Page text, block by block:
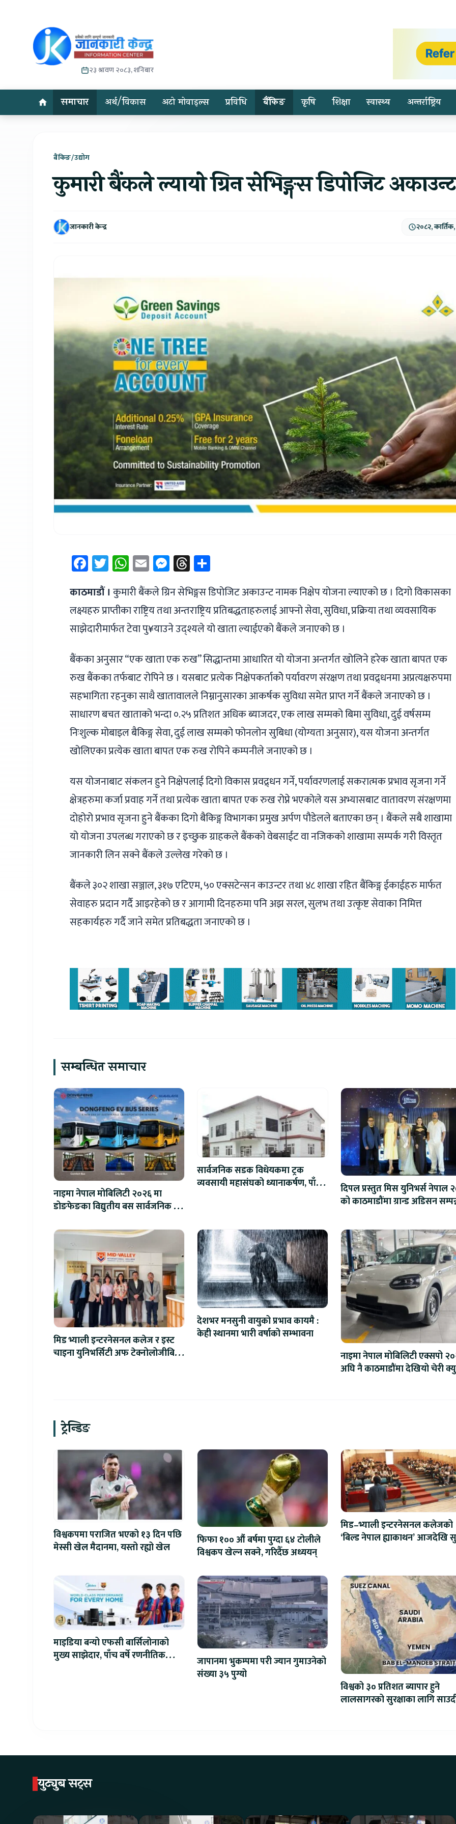
२३ श्रावण २०८३, शनिबार
समाचार अर्थ/विकास अटो मोवाइल्स प्रविधि बैंकिङ कृषि शिक्षा स्वास्थ्य अन्तर्राष्ट्रिय
बैंकिङ/उद्योग
कुमारी बैंकले ल्यायो ग्रिन सेभिङ्गस डिपोजिट अकाउन्ट
जानकारी केन्द्र २०८२,
Facebook
Twitter
WhatsApp
EmailMessenger
Threads
काठमाडौं । कुमारी बैंकले ग्रिन सेभिङ्गस डिपोजिट अकाउन्ट नामक निक्षेप योजना ल्याएको छ । दिगो विकासका
लक्ष्यहरु प्राप्तीका राष्ट्रिय तथा अन्तराष्ट्रिय प्रतिबद्धताहरुलाई आफ्नो सेवा, सुविधा, प्रक्रिया तथा व्यवसायिक
साझेदारीमार्फत टेवा पु¥याउने उद्श्यले यो खाता ल्याईएको बैंकले जनाएको छ ।
बैंकका अनुसार “एक खाता एक रुख” सिद्धान्तमा आधारित यो योजना अन्तर्गत खोलिने हरेक खाता बापत एक
रुख बैंकका तर्फबाट रोपिने छ । यसबाट प्रत्येक निक्षेपकर्ताकोे पर्यावरण संरक्षण तथा प्रवद्र्धनमा अप्रत्यक्षरुपमा
सहभागिता रहनुका साथै खातावालले निम्नानुसारका आकर्षक सुविधा समेत प्राप्त गर्ने बैंकले जनाएको छ ।
साधारण बचत खाताको भन्दा ०.२५ प्रतिशत अधिक ब्याजदर, एक लाख सम्मको बिमा सुविधा, दुई वर्षसम्म
निःशुल्क मोबाइल बैकिङ्ग सेवा, दुई लाख सम्मको फोनलोन सुबिधा (योग्यता अनुसार), यस योजना अन्तर्गत
खोलिएका प्रत्येक खाता बापत एक रुख रोपिने कम्पनीले जनाएको छ ।
यस योजनाबाट संकलन हुने निक्षेपलाई दिगो विकास प्रवद्र्धन गर्ने, पर्यावरणलाई सकरात्मक प्रभाव सृजना गर्ने
क्षेत्रहरुमा कर्जा प्रवाह गर्ने तथा प्रत्येक खाता बापत एक रुख रोप्ने भएकोले यस अभ्यासबाट वातावरण संरक्षणमा
दोहोरो प्रभाव सृजना हुने बैंकका दिगो बैकिङ्ग विभागका प्रमुख अर्पण पौडेलले बताएका छन् । बैंकले सबै शाखामा
यो योजना उपलब्ध गराएको छ र इच्छुक ग्राहकले बैंकको वेबसाईट वा नजिकको शाखामा सम्पर्क गरी विस्तृत
जानकारी लिन सक्ने बैंकले उल्लेख गरेको छ ।
बैंकले ३०२ शाखा सञ्जाल, ३१७ एटिएम, ५० एक्सटेन्सन काउन्टर तथा ४८ शाखा रहित बैंकिङ्ग ईकाईहरु मार्फत
सेवाहरु प्रदान गर्दै आइरहेको छ र आगामी दिनहरुमा पनि अझ सरल, सुलभ तथा उत्कृष्ट सेवाका निमित्त
सहकार्यहरु गर्दै जाने समेत प्रतिबद्धता जनाएको छ ।
सम्बन्धित समाचार
नाइमा नेपाल मोबिलिटी २०२६ मा
डोङफेङका विद्युतीय बस सार्वजनिक हुने
सार्वजनिक सडक विधेयकमा ट्रक
व्यवसायी महासंघको ध्यानाकर्षण, पाँच
दिपल प्रस्तुत मिस युनिभर्स नेपाल
को काठमाडौंमा ग्रान्ड अडिसन
मिड भ्याली इन्टरनेसनल कलेज र इस्ट
चाइना युनिभर्सिटी अफ टेक्नोलोजीबिच
देशभर मनसुनी वायुको प्रभाव कायमै :
केही स्थानमा भारी वर्षाको सम्भावना
नाइमा नेपाल मोबिलिटी एक्सपो
अघि नै काठमाडौंमा देखियो चेरी क्यु
ट्रेन्डिङ
विश्वकपमा पराजित भएको १३ दिन पछि
मेस्सी खेल मैदानमा, यस्तो रह्यो खेल
फिफा १०० औं बर्षमा पुग्दा ६४ टोलीले
विश्वकप खेल्न सक्ने, गरिदैँछ अध्ययन्
मिड–भ्याली इन्टरनेसनल कलेजको
‘बिल्ड नेपाल ह्याकाथन’ आजदेखि
माइडिया बन्यो एफसी बार्सिलोनाको
मुख्य साझेदार, पाँच वर्षे रणनीतिक
जापानमा भुकम्पमा परी ज्यान गुमाउनेको
संख्या ३५ पुग्यो
विश्वको ३० प्रतिशत ब्यापार हुने
लालसागरको सुरक्षाका लागि
युट्युब सट्स